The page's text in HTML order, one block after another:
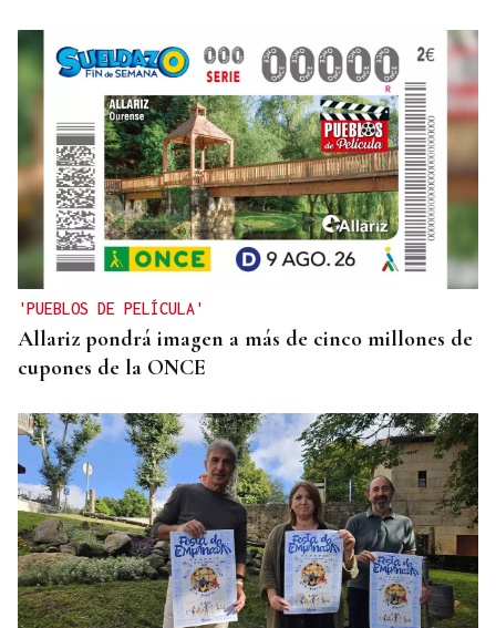
'PUEBLOS DE PELÍCULA'
Allariz pondrá imagen a más de cinco millones de
cupones de la ONCE